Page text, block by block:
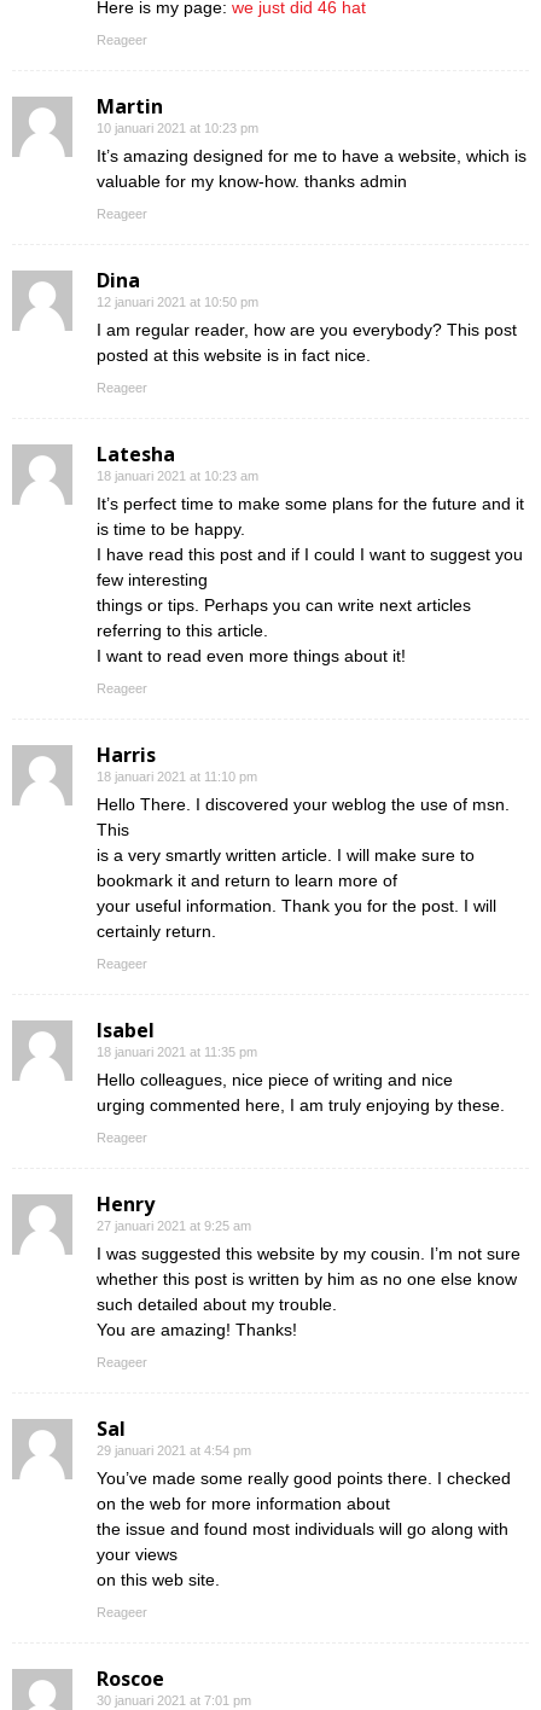
Here is my page: we just did 46 hat
Reageer
Martin
10 januari 2021 at 10:23 pm
It’s amazing designed for me to have a website, which is
valuable for my know-how. thanks admin
Reageer
Dina
12 januari 2021 at 10:50 pm
I am regular reader, how are you everybody? This post
posted at this website is in fact nice.
Reageer
Latesha
18 januari 2021 at 10:23 am
It’s perfect time to make some plans for the future and it
is time to be happy.
I have read this post and if I could I want to suggest you
few interesting
things or tips. Perhaps you can write next articles
referring to this article.
I want to read even more things about it!
Reageer
Harris
18 januari 2021 at 11:10 pm
Hello There. I discovered your weblog the use of msn.
This
is a very smartly written article. I will make sure to
bookmark it and return to learn more of
your useful information. Thank you for the post. I will
certainly return.
Reageer
Isabel
18 januari 2021 at 11:35 pm
Hello colleagues, nice piece of writing and nice
urging commented here, I am truly enjoying by these.
Reageer
Henry
27 januari 2021 at 9:25 am
I was suggested this website by my cousin. I’m not sure
whether this post is written by him as no one else know
such detailed about my trouble.
You are amazing! Thanks!
Reageer
Sal
29 januari 2021 at 4:54 pm
You’ve made some really good points there. I checked
on the web for more information about
the issue and found most individuals will go along with
your views
on this web site.
Reageer
Roscoe
30 januari 2021 at 7:01 pm